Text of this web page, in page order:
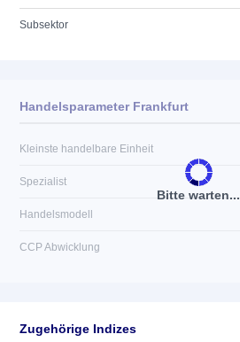
Subsektor
Bitte warten...
Handelsparameter Frankfurt
Kleinste handelbare Einheit
Spezialist
Handelsmodell
CCP Abwicklung
Zugehörige Indizes